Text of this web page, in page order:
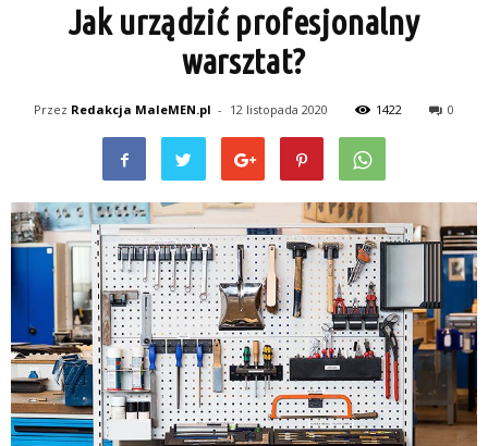
Jak urządzić profesjonalny
warsztat?
Przez Redakcja MaleMEN.pl - 12 listopada 2020 1422 0